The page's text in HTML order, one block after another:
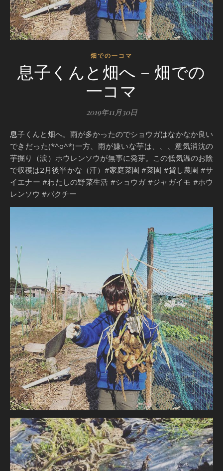
畑での一コマ
息子くんと畑へ – 畑での
一コマ
2019年11月30日
息子くんと畑へ。雨が多かったのでショウガはなかなか良い
できだった(*^o^*)一方、雨が嫌いな芋は、、、意気消沈の
芋掘り（涙）ホウレンソウが無事に発芽。この低気温のお陰
で収穫は2月後半かな（汗）#家庭菜園 #菜園 #貸し農園 #サ
イエナー #わたしの野菜生活 #ショウガ #ジャガイモ #ホウ
レンソウ #パクチー